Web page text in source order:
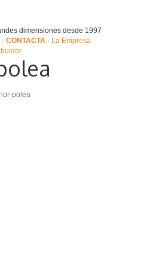
dimensiones desde 1997
· CONTACTA · La Empresa
polea